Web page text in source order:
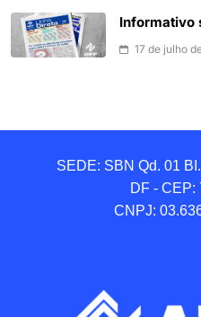
Informativo
17 de julho
SEDE: SBN Qd. 01
DF - CEP:
CNPJ: